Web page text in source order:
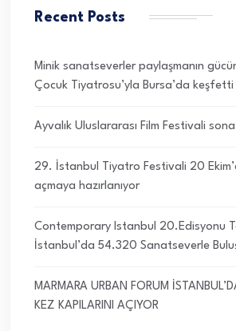
Recent Posts
Minik sanatseverler paylaşmanın
Çocuk Tiyatrosu’yla Bursa’da keşfetti
Ayvalık Uluslararası Film Festivali
29. İstanbul Tiyatro Festivali 20
açmaya hazırlanıyor
Contemporary Istanbul 20.Edisyonu
İstanbul’da 54.320 Sanatseverle
MARMARA URBAN FORUM
KEZ KAPILARINI AÇIYOR